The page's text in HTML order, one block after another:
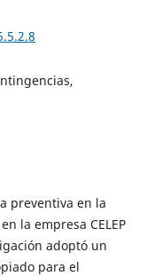
preventiva en la
la empresa CELEP
adoptó un
para el